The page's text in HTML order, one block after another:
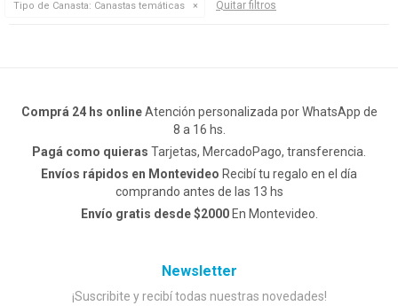
Tipo de Canasta: Canastas temáticas Quitar filtros
Comprá 24 hs onlineAtención personalizada por WhatsApp de
8 a 16 hs.
Pagá como quieras Tarjetas, MercadoPago, transferencia.
Envíos rápidos en Montevideo Recibí tu regalo en el día
comprando antes de las 13 hs
Envío gratis desde $2000En Montevideo.
Newsletter
¡Suscribite y recibí todas nuestras novedades!